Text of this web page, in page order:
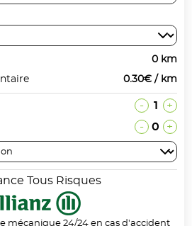
0 km
0.30€ / km
- 1 +
- 0 +
Tous Risques
mécanique 24/24 en cas d'accident